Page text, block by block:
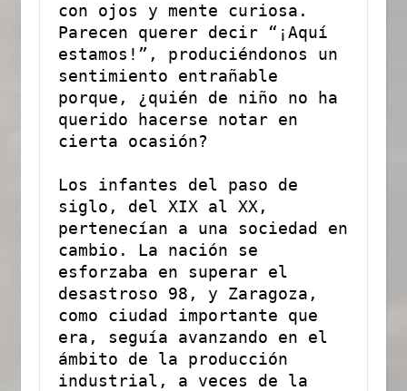
con ojos y mente curiosa.
Parecen querer decir “¡Aquí
estamos!”, produciéndonos un
sentimiento entrañable
porque, ¿quién de niño no ha
querido hacerse notar en
cierta ocasión?
Los infantes del paso de
siglo, del XIX al XX,
pertenecían a una sociedad en
cambio. La nación se
esforzaba en superar el
desastroso 98, y Zaragoza,
como ciudad importante que
era, seguía avanzando en el
ámbito de la producción
industrial, a veces de la